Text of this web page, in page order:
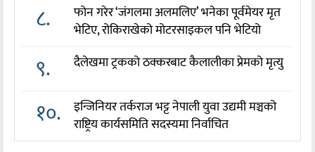
८.
फोन गरेर ‘जंगलमा अलमलिए’ भनेका पूर्वमेयर मृत
भेटिए, रोकिराखेको मोटरसाइकल पनि भेटियो
९. दैलेखमा ट्रकको ठक्करबाट कैलालीका प्रेमको मृत्यु
१०.
इन्जिनियर तर्कराज भट्ट नेपाली युवा उद्यमी मञ्चको
राष्ट्रिय कार्यसमिति सदस्यमा निर्वाचित